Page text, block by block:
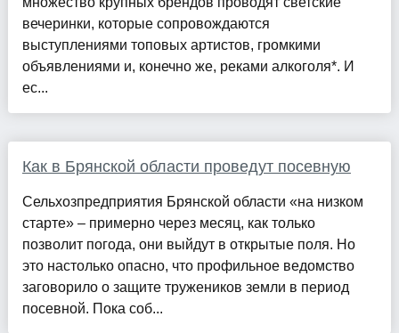
вечеринки, которые сопровождаются
выступлениями топовых артистов, громкими
объявлениями и, конечно же, реками алкоголя*. И
ес...
Как в Брянской области проведут посевную
Сельхозпредприятия Брянской области «на низком
старте» – примерно через месяц, как только
позволит погода, они выйдут в открытые поля. Но
это настолько опасно, что профильное ведомство
заговорило о защите тружеников земли в период
посевной. Пока соб...